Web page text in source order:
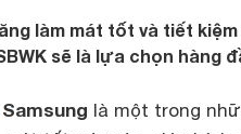
làm mát tốt và tiết
sẽ là lựa chọn hàng
Samsung là một trong